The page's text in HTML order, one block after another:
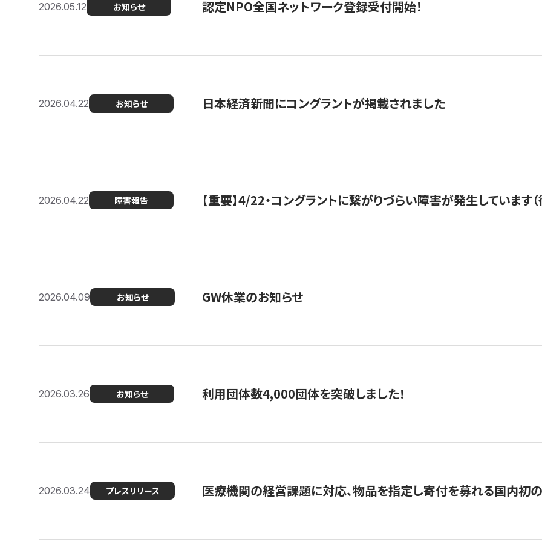
2026.05.12 お知らせ 認定NPO全国ネットワーク登録受付開始！
2026.04.22 お知らせ 日本経済新聞にコングラントが掲載されました
2026.04.22 障害報告 【重要】4/22・コングラントに繋がりづらい障害が発生しています（
2026.04.09 お知らせ GW休業のお知らせ
2026.03.26 お知らせ 利用団体数4,000団体を突破しました！
2026.03.24 プレスリリース 医療機関の経営課題に対応、物品を指定し寄付を募れる国内初の